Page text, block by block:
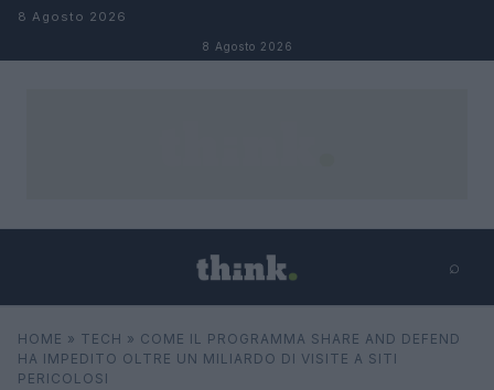
Salta al contenuto
8 Agosto 2026
8 Agosto 2026
⌕
Cerca ⌕ ×
HOME » TECH » COME IL PROGRAMMA SHARE AND DEFEND
HA IMPEDITO OLTRE UN MILIARDO DI VISITE A SITI
PERICOLOSI